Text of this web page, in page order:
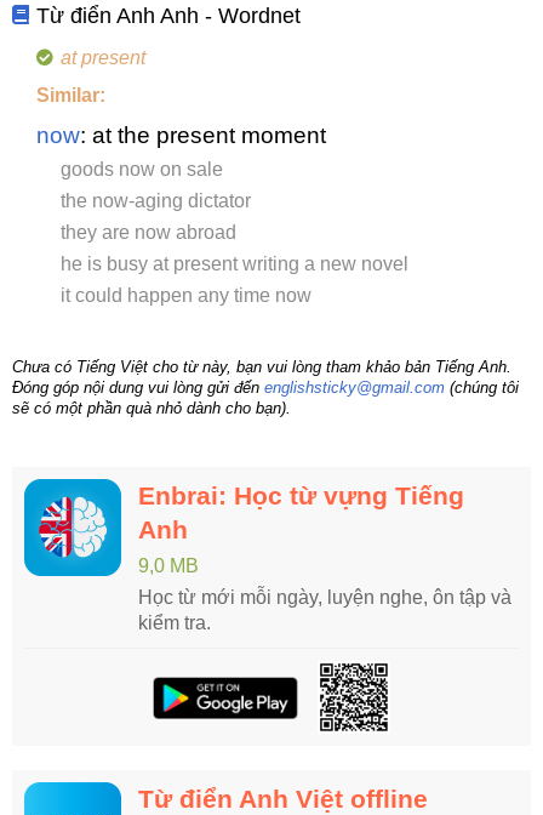
Từ điển Anh Anh - Wordnet
at present
Similar:
now: at the present moment
goods now on sale
the now-aging dictator
they are now abroad
he is busy at present writing a new novel
it could happen any time now
Chưa có Tiếng Việt cho từ này, bạn vui lòng tham khảo bản Tiếng Anh.
Đóng góp nội dung vui lòng gửi đến englishsticky@gmail.com (chúng tôi
sẽ có một phần quà nhỏ dành cho bạn).
Enbrai: Học từ vựng Tiếng
Anh
9,0 MB
Học từ mới mỗi ngày, luyện nghe, ôn tập và
kiểm tra.
Từ điển Anh Việt offline